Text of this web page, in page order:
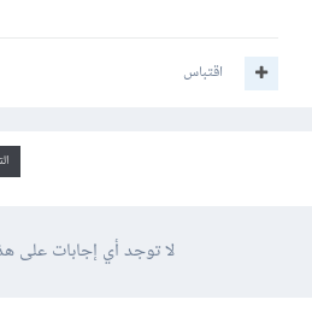
اقتباس
لا توجد أي إجابات على